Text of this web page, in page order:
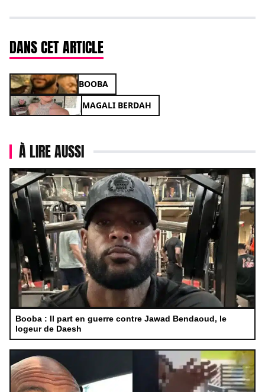
DANS CET ARTICLE
BOOBA
MAGALI BERDAH
À LIRE AUSSI
Booba : Il part en guerre contre Jawad Bendaoud, le
logeur de Daesh